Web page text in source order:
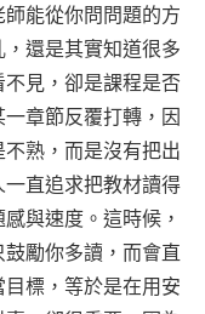
能從你問問題的方
還是其實知道很多
見，卻是課程是否
章節反覆打轉，因
熟，而是沒有把出
直追求把教材讀得
與速度。這時候，
勵你多讀，而會直
標，等於是在用安